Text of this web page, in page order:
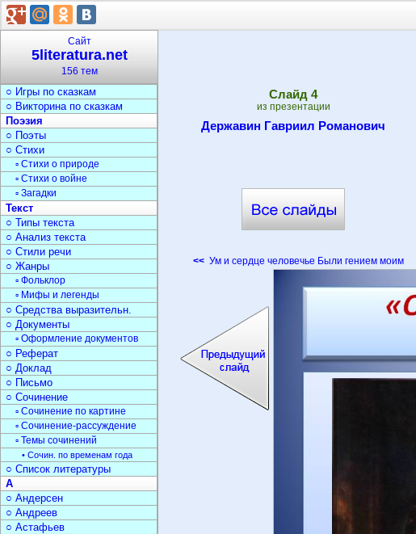
Cлайд 4
из презентации
Державин Гавриил Романович
<< Ум и сердце человечье Были гением моим
Сайт
5literatura.net
156 тем
○ Библиотеки
○ Журналистика
Сказки
○ Герои сказок
○ Сказки народов
▫ Русские народн.сказки
○ Игры по сказкам
○ Викторина по сказкам
Поэзия
○ Поэты
○ Стихи
▫ Стихи о природе
▫ Стихи о войне
▫ Загадки
Текст
○ Типы текста
○ Анализ текста
○ Стили речи
○ Жанры
▫ Фольклор
▫ Мифы и легенды
○ Средства выразительн.
○ Документы
▫ Оформление документов
○ Реферат
○ Доклад
○ Письмо
○ Сочинение
▫ Сочинение по картине
▫ Сочинение-рассуждение
▫ Темы сочинений
• Сочин. по временам года
○ Список литературы
А
○ Андерсен
○ Андреев
○ Астафьев